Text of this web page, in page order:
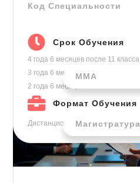
Код Специальности
Срок Обучения
4 года 6 месяцев после 11 класса
3 года 6 месяцевпосле колледжа
2 года 6 месяцев
Формат Обучения
Дистанционно
ММА
Магистратура